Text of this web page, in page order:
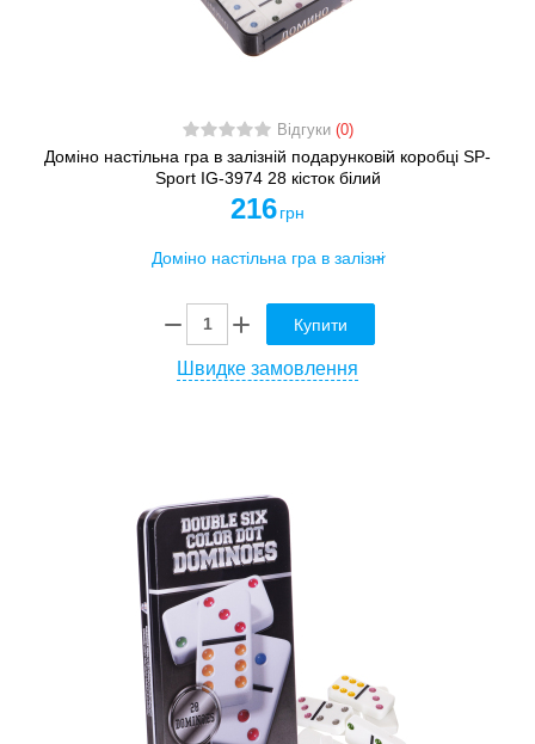
Відгуки (0)
Доміно настільна гра в залізній подарунковій коробці SP-
Sport IG-3974 28 кісток білий
216 грн
Купити
Швидке замовлення